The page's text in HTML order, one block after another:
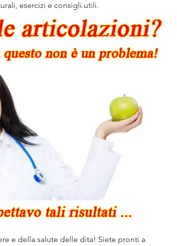
esercizi e consigli utili.
e della salute delle dita! Siete pronti a